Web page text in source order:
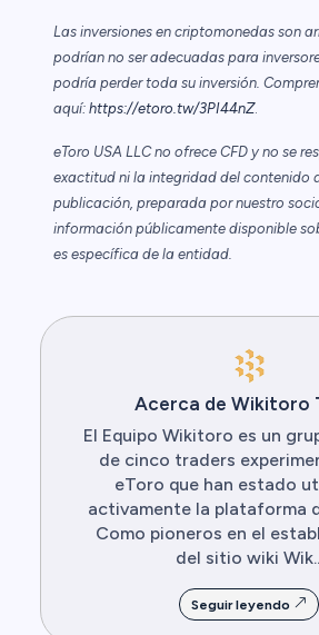
Las inversiones en criptomonedas son
podrían no ser adecuadas para
podría perder toda su inversión.
aquí: https://etoro.tw/3PI44nZ.
eToro USA LLC no ofrece CFD y no se
exactitud ni la integridad del contenido
publicación, preparada por nuestro
información públicamente disponible
es específica de la entidad.
Acerca de Wikitoro
El Equipo Wikitoro es un
de cinco traders
eToro que han estado
activamente la plataforma
Como pioneros en el
del sitio wiki
Seguir leyendo